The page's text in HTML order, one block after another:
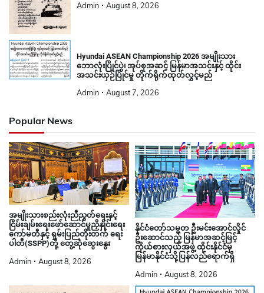
Admin August 8, 2026
Hyundai ASEAN Championship 2026 အမျိုးသား
ဘောလုံးပြိုင်ပွဲ၊ အုပ်စုအဆင့် မြန်မာအသင်းနှင့် ထိုင်း
အသင်းယှဉ်ပြိုင်မှု တိုက်ရိုက်ထုတ်လွှင့်မည်
Admin August 7, 2026
Popular News
အမျိုးသားစည်းလုံးညီညွတ်ရေးနှင့်
ငြိမ်းချမ်းရေးဖော်ဆောင်မှုညှိနှိုင်းရေး
ကော်မတီနှင့် ရှမ်းပြည်တိုးတက် ရေး
ပါတီ(SSPP)တို့ တွေ့ဆုံဆွေးနွေး
Admin August 8, 2026
နိုင်ငံတော်သမ္မတ ဦးမင်းအောင်လှိုင်
ဦးဆောင်သည့် မြန်မာအဆင့်မြင့်
ကိုယ်စားလှယ်အဖွဲ့ ထိုင်းနိုင်ငံမှ
မြန်မာနိုင်ငံသို့ပြန်လည်ရောက်ရှိ
Admin August 8, 2026